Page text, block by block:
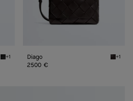
Black Diago
+1 Diago +1
2500 €